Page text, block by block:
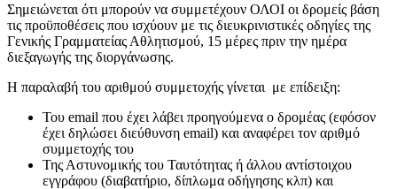
Σημειώνεται ότι μπορούν να συμμετέχουν ΟΛΟΙ οι δρομείς βάση
τις προϋποθέσεις που ισχύουν με τις διευκρινιστικές οδηγίες της
Γενικής Γραμματείας Αθλητισμού, 15 μέρες πριν την ημέρα
διεξαγωγής της διοργάνωσης.
Η παραλαβή του αριθμού συμμετοχής γίνεται με επίδειξη:
Του email που έχει λάβει προηγούμενα ο δρομέας (εφόσον
έχει δηλώσει διεύθυνση email) και αναφέρει τον αριθμό
συμμετοχής του
Της Αστυνομικής του Ταυτότητας ή άλλου αντίστοιχου
εγγράφου (διαβατήριο, δίπλωμα οδήγησης κλπ) και